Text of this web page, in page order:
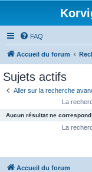
FAQ
Accueil du forum
Sujets actifs
Aller sur la recherche
La
Aucun résultat ne
La
Accueil du forum